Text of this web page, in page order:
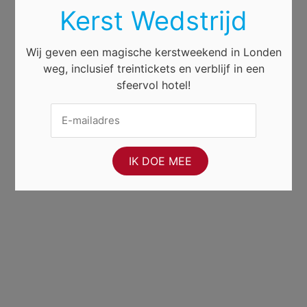
Kerst Wedstrijd
Wij geven een magische kerstweekend in Londen
weg, inclusief treintickets en verblijf in een
sfeervol hotel!